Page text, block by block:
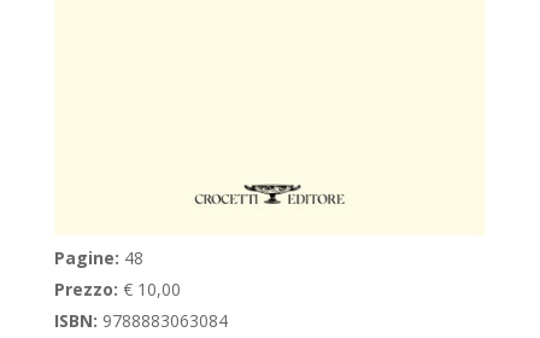
Pagine: 48
Prezzo: € 10,00
ISBN: 9788883063084